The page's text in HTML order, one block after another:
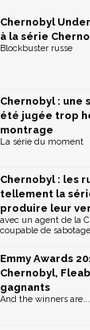
Chernobyl
à la série
Blockbuster russe
Chernobyl : une
été jugée trop
montrage
La série du moment
Chernobyl : les
tellement la
produire leur
avec un agent de la
coupable de
Emmy Awards
Chernobyl,
gagnants
And the winners are...